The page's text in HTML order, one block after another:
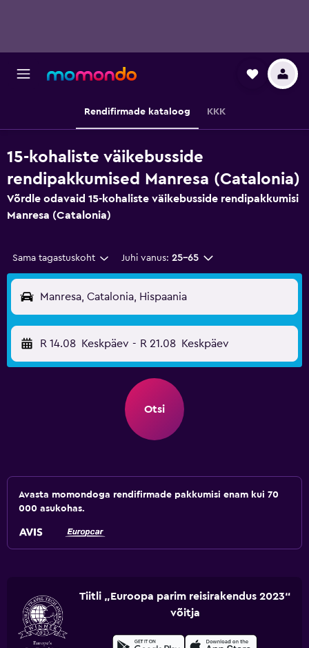
Rendifirmade kataloog KKK
15-kohaliste väikebusside
rendipakkumised Manresa (Catalonia)
Võrdle odavaid 15-kohaliste väikebusside rendipakkumisi
Manresa (Catalonia)
Sama tagastuskoht Juhi vanus: 25–65
Manresa, Catalonia, Hispaania
R 14.08 Keskpäev - R 21.08 Keskpäev
Otsi
Avasta momondoga rendifirmade pakkumisi enam kui 70
000 asukohas.
Tiitli „Euroopa parim reisirakendus 2023“
võitja